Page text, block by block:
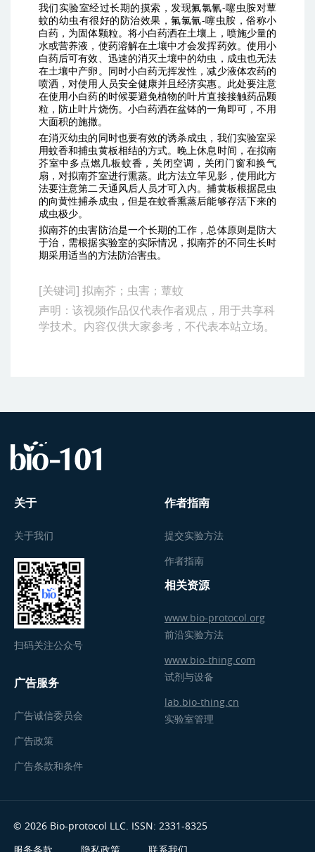
我们实验室经过长期的摸索，发现氟氯氰-噻虫胺对蕈
蚊的幼虫有很好的防治效果，氟氯氰-噻虫胺，俗称小
白药，为固体颗粒。将小白药洒在土壤上，喷施少量的
水或营养液，使药溶解在土壤中才会发挥药效。使用小
白药后可有效、迅速的消灭土壤中的幼虫，成虫也无法
在土壤中产卵。同时小白药无挥发性，减少液体农药的
喷洒，对使用人员安全健康并且经济实惠。此处要注意
在使用小白药的时候要避免植物的叶片直接接触药品颗
粒，防止叶片烧伤。小白药洒在盆钵的一角即可，不用
大面积的施撒。
在消灭幼虫的同时也要有效的诱杀成虫，我们实验室采
用蚊香和捕虫黄板相结的方式。晚上休息时间，在拟南
芥室中多点燃几板蚊香，关闭空调，关闭门窗和换气
扇，对拟南芥室进行熏蒸。此方法立竿见影，使用此方
法要注意第二天通风后人员才可入内。捕黄板根据昆虫
的向黄性捕杀成虫，但是在蚊香熏蒸后能够存活下来的
成虫极少。
拟南芥的虫害防治是一个长期的工作，总体原则是防大
于治，需根据实验室的实际情况，拟南芥的不同生长时
期采用适当的方法防治害虫。
[关键词] 拟南芥；虫害；蕈蚊
声明：该视频作品仅代表作者观点，用于共享科
学技术。内容仅供大家参考，不代表本站立场。
关于
关于我们
扫码关注公众号
广告服务
广告诚信委员会
广告政策
广告条款和条件
作者指南
提交实验方法
作者指南
相关资源
www.bio-protocol.org
前沿实验方法
www.bio-thing.com
试剂与设备
lab.bio-thing.cn
实验室管理
© 2026 Bio-protocol LLC. ISSN: 2331-8325